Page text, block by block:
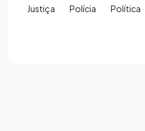
Justiça Polícia Política